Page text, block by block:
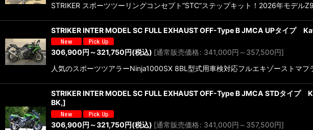
STRIKER スポーツツーリングコンセプト“STC”ステップキット！2026年モデル
STRIKER INTER MODEL SC FULL EXHAUST OFF-Type B JMCA UPタイプ
306,900円 ～321,750円(税込) [通常販売価格: 341,000円 ～357,500円]
人気のスポーツツアラーNinja1000SX 8BL型式用車検対応フルエキゾーストマ
STRIKER INTER MODEL SC FULL EXHAUST OFF-Type B JMCA STDタイ
BK,]
306,900円 ～321,750円(税込) [通常販売価格: 341,000円 ～357,500円]